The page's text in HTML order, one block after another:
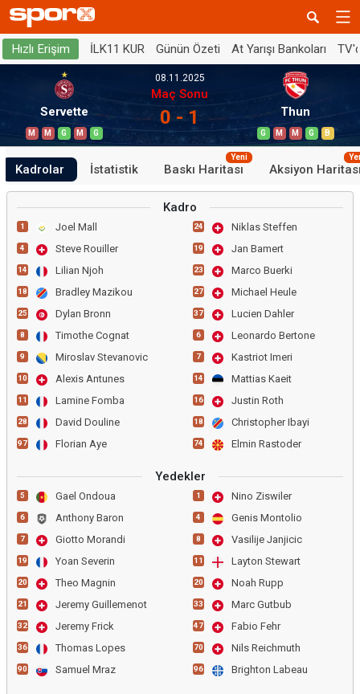
Hızlı Erişim İLK11 KUR Günün Özeti At Yarışı Bankoları
Servette
M M G M G
08.11.2025
Maç Sonu
0 - 1 Thun
G M M G B
Kadrolar İstatistik Baskı Haritası
Yeni
Aksiyon
Kadro
1 Joel Mall
4 Steve Rouiller
14 Lilian Njoh
18 Bradley Mazikou
25 Dylan Bronn
8 Timothe Cognat
9 Miroslav Stevanovic
10 Alexis Antunes
11 Lamine Fomba
28 David Douline
97 Florian Aye
24 Niklas Steffen
19 Jan Bamert
23 Marco Buerki
27 Michael Heule
37 Lucien Dahler
6 Leonardo Bertone
7 Kastriot Imeri
14 Mattias Kaeit
16 Justin Roth
18 Christopher Ibayi
74 Elmin Rastoder
Yedekler
5 Gael Ondoua
6 Anthony Baron
7 Giotto Morandi
19 Yoan Severin
20 Theo Magnin
21 Jeremy Guillemenot
32 Jeremy Frick
36 Thomas Lopes
90 Samuel Mraz
1 Nino Ziswiler
4 Genis Montolio
8 Vasilije Janjicic
11 Layton Stewart
20 Noah Rupp
33 Marc Gutbub
47 Fabio Fehr
70 Nils Reichmuth
96 Brighton Labeau